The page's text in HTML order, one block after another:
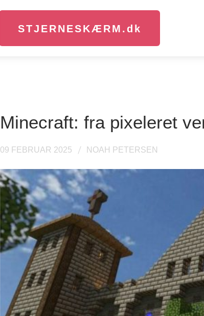
STJERNESKÆRM.dk
Minecraft: fra pixeleret
09 FEBRUAR 2025 NOAH PETERSEN